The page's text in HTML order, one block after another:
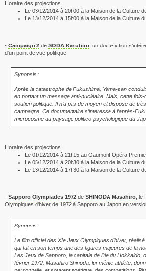
Horaire des projections :
Le 03/12/2014 à 20h00 à la Maison de la Culture
Le 13/12/2014 à 15h00 à la Maison de la Culture
- Campaign 2 de SŌDA Kazuhiro , un docu-fiction
d'un point de vue politique.
Synopsis :
Après la catastrophe de Fukushima, Yama-san
en portant un message anti-nucléaire. Mais, cette
soutien politique. Il n’a pas de moyen et dispose de
campagne. Ce documentaire s’intéresse à l’après-
microcosme du paysage politico-psychologique du
Horaire des projections :
Le 01/12/2014 à 21h15 au Gaumont Opéra
Le 05/12/2014 à 20h30 à la Maison de la Culture
Le 13/12/2014 à 17h30 à la Maison de la Culture
- Sapporo Olympiades 1972 de SHINODA Masahiro ,
Olympiques d'hiver de 1972 à Sapporo au Japon en
Synopsis :
Le film officiel des XIe Jeux Olympiques d’hiver,
qui fut en son temps une des figures majeures de la
Les Jeux de Sapporo, la capitale de l’île du Hokkaido,
février 1972. Masahiro Shinoda, lui-même athlète,